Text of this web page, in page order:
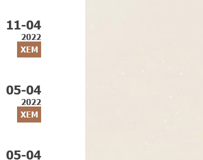
11-04
2022
XEM
05-04
2022
XEM
05-04